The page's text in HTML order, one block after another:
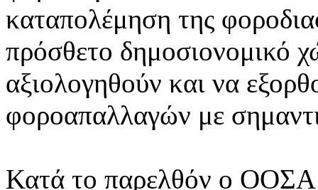
καταπολέμηση της
πρόσθετο δημοσιονομικό
αξιολογηθούν και να
φοροαπαλλαγών με
Κατά το παρελθόν ο ΟΟΣΑ